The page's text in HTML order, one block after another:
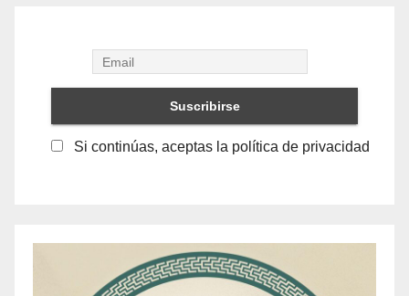
Si continúas, aceptas la política de privacidad